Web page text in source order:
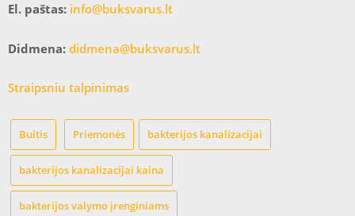
El. paštas: info@buksvarus.lt
Didmena: didmena@buksvarus.lt
Straipsniu talpinimas
Buitis Priemonės bakterijos kanalizacijai
bakterijos kanalizacijai kaina
bakterijos valymo įrenginiams